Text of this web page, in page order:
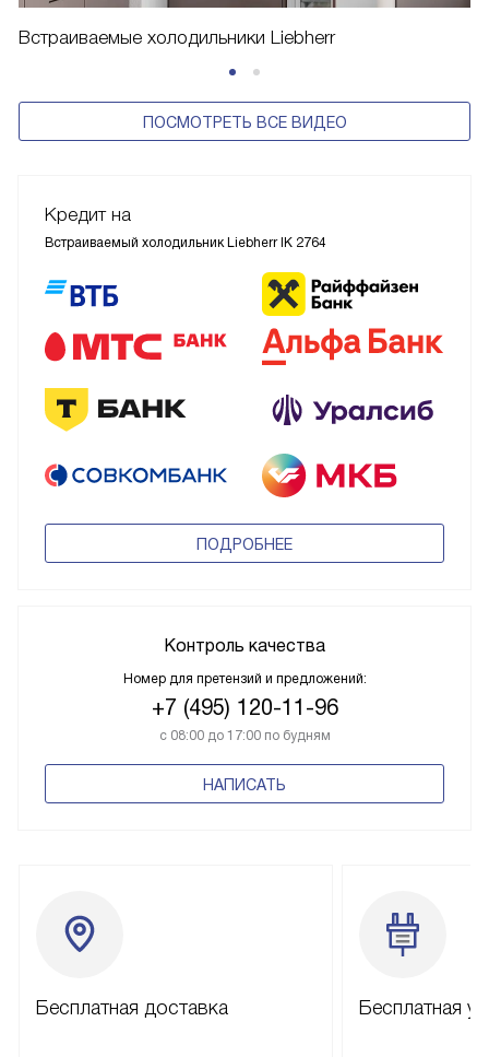
Встраиваемые холодильники Liebherr
ПОСМОТРЕТЬ ВСЕ ВИДЕО
Кредит на
Встраиваемый холодильник Liebherr IK 2764
ПОДРОБНЕЕ
Контроль качества
Номер для претензий и предложений:
+7 (495) 120-11-96
с 08:00 до 17:00 по будням
НАПИСАТЬ
Бесплатная доставка Бесплатная